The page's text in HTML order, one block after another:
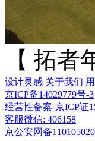
【 拓者
设计灵感 关于我们
京ICP备14029779号-3
经营性备案-京ICP证
客服微信: 406158
京公安网备